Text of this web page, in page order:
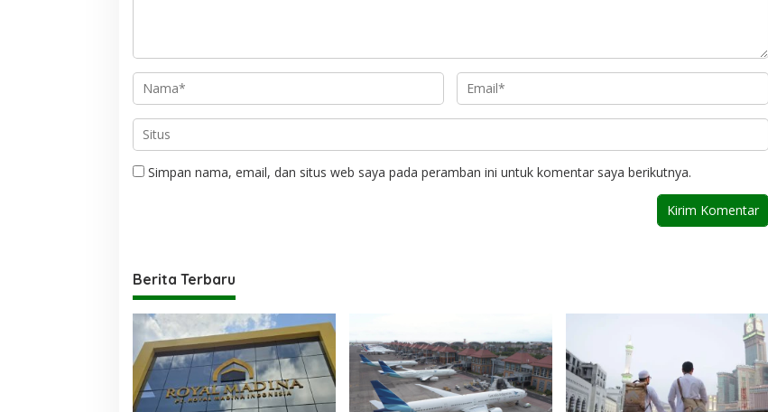
Simpan nama, email, dan situs web saya pada peramban ini untuk komentar saya berikutnya.
Berita Terbaru